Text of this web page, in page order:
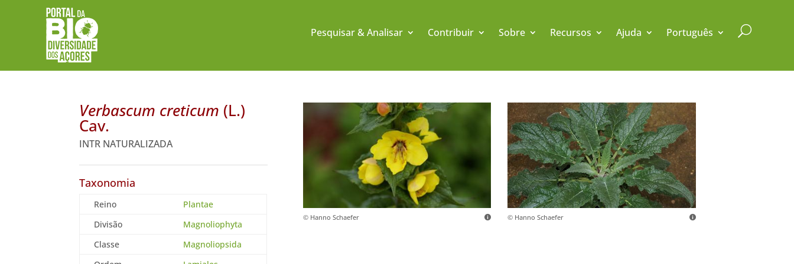
Pesquisar & Analisar Contribuir Sobre Recursos Ajuda Português U
Verbascum creticum (L.)
Cav.
INTR NATURALIZADA
Taxonomia
Reino
Plantae
Divisão
Magnoliophyta
Classe
Magnoliopsida
© Hanno Schaefer © Hanno Schaefer